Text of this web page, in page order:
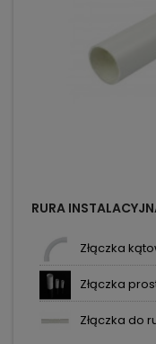
RURA
Złączka
Złączka
Złączka do